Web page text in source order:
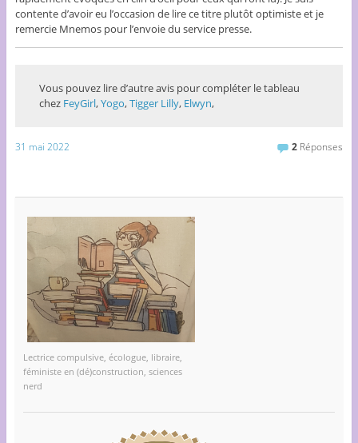
contente d’avoir eu l’occasion de lire ce titre plutôt optimiste et je
remercie Mnemos pour l’envoie du service presse.
Vous pouvez lire d’autre avis pour compléter le tableau
chez FeyGirl,Yogo,Tigger Lilly, Elwyn,
31 mai 2022 2 Réponses
Lectrice compulsive, écologue, libraire,
féministe en (dé)construction, sciences
nerd